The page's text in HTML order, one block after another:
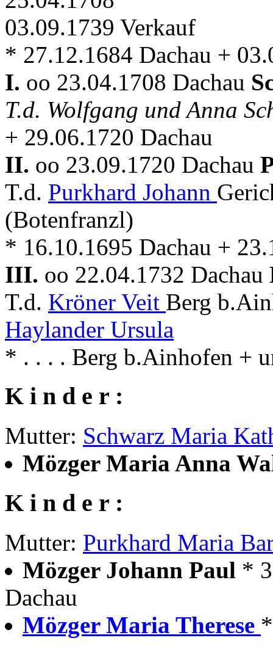
03.09.1739 Verkauf
* 27.12.1684 Dachau +
I. oo 23.04.1708 Dachau
T.d. Wolfgang und Anna
+ 29.06.1720 Dachau
II. oo 23.09.1720 Dachau
T.d. Purkhard Johann
(Botenfranzl)
* 16.10.1695 Dachau +
III. oo 22.04.1732 Dachau
T.d. Kröner Veit Berg
Haylander Ursula
* . . . . Berg b.Ainhofen +
K i n d e r :
Mutter: Schwarz Maria
Mözger Maria Anna
K i n d e r :
Mutter: Purkhard Maria
Mözger Johann Paul *
Dachau
Mözger Maria Therese